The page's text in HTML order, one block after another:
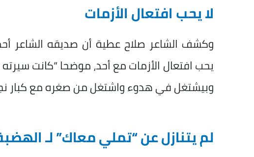
لا يحب افتعال الأزمات
وكشف الشاعر صلاح عطية أن صديقه الشاعر
يحب افتعال الأزمات مع أحد، موضحا “كانت
وبيشتغل في هدوء واشتغل من صغره مع كبار
لم يتنازل عن “تملي معاك” لـ